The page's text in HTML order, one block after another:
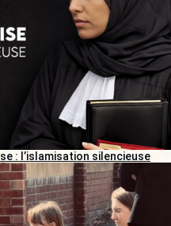
: l’islamisation silencieuse